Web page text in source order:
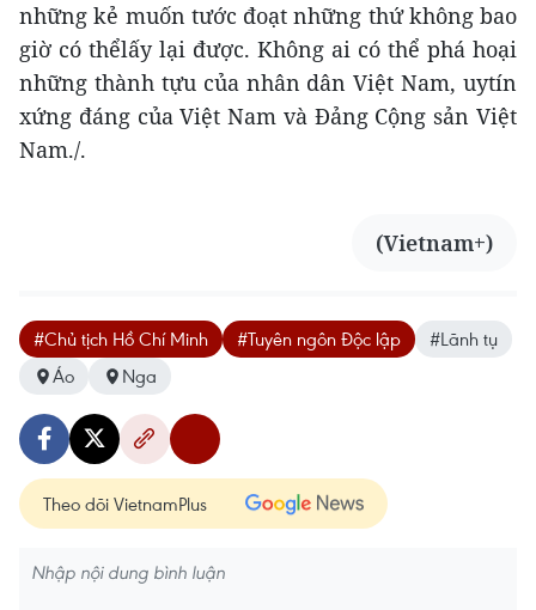
những kẻ muốn tước đoạt những thứ không bao
giờ có thểlấy lại được. Không ai có thể phá hoại
những thành tựu của nhân dân Việt Nam, uytín
xứng đáng của Việt Nam và Đảng Cộng sản Việt
Nam./.
(Vietnam+)
#Chủ tịch Hồ Chí Minh #Tuyên ngôn Độc lập
#Lãnh tụ
Áo
Nga
Theo dõi VietnamPlus